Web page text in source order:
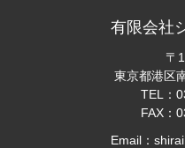
有限会社
〒
東京都港区
TEL：
FAX：
Email：